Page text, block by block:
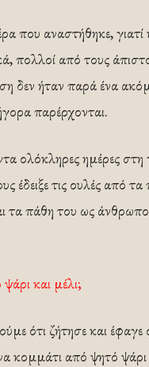
που αναστήθηκε,
πολλοί από τους
δεν ήταν παρά ένα
παρέρχονται.
ολόκληρες ημέρες στη
έδειξε τις ουλές από
τα πάθη του ως
και μέλι;
ότι ζήτησε και
κομμάτι από ψητό